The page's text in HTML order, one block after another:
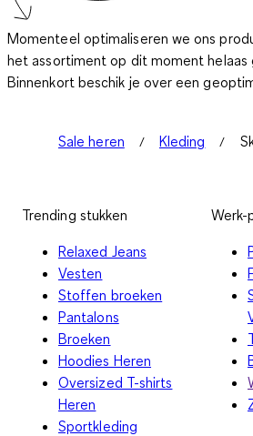
Momenteel optimaliseren we ons
het assortiment op dit moment helaas
Binnenkort beschik je over een
Sale heren Kleding
Trending stukken
Relaxed Jeans
Vesten
Stoffen broeken
Pantalons
Broeken
Hoodies Heren
Oversized T-shirts
Heren
Sportkleding
Werk-